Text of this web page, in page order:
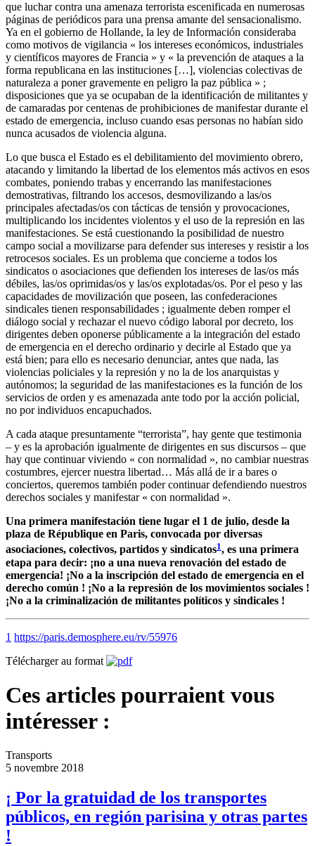
que luchar contra una amenaza terrorista escenificada en numerosas
páginas de periódicos para una prensa amante del sensacionalismo.
Ya en el gobierno de Hollande, la ley de Información consideraba
como motivos de vigilancia « los intereses económicos, industriales
y científicos mayores de Francia » y « la prevención de ataques a la
forma republicana en las instituciones […], violencias colectivas de
naturaleza a poner gravemente en peligro la paz pública » ;
disposiciones que ya se ocupaban de la identificación de militantes y
de camaradas por centenas de prohibiciones de manifestar durante el
estado de emergencia, incluso cuando esas personas no habían sido
nunca acusados de violencia alguna.
Lo que busca el Estado es el debilitamiento del movimiento obrero,
atacando y limitando la libertad de los elementos más activos en esos
combates, poniendo trabas y encerrando las manifestaciones
demostrativas, filtrando los accesos, desmovilizando a las/os
principales afectadas/os con tácticas de tensión y provocaciones,
multiplicando los incidentes violentos y el uso de la represión en las
manifestaciones. Se está cuestionando la posibilidad de nuestro
campo social a movilizarse para defender sus intereses y resistir a los
retrocesos sociales. Es un problema que concierne a todos los
sindicatos o asociaciones que defienden los intereses de las/os más
débiles, las/os oprimidas/os y las/os explotadas/os. Por el peso y las
capacidades de movilización que poseen, las confederaciones
sindicales tienen responsabilidades ; igualmente deben romper el
diálogo social y rechazar el nuevo código laboral por decreto, los
dirigentes deben oponerse públicamente a la integración del estado
de emergencia en el derecho ordinario y decirle al Estado que ya
está bien; para ello es necesario denunciar, antes que nada, las
violencias policiales y la represión y no la de los anarquistas y
autónomos; la seguridad de las manifestaciones es la función de los
servicios de orden y es amenazada ante todo por la acción policial,
no por individuos encapuchados.
A cada ataque presuntamente “terrorista”, hay gente que testimonia
– y es la aprobación igualmente de dirigentes en sus discursos – que
hay que continuar viviendo « con normalidad », no cambiar nuestras
costumbres, ejercer nuestra libertad… Más allá de ir a bares o
conciertos, queremos también poder continuar defendiendo nuestros
derechos sociales y manifestar « con normalidad ».
Una primera manifestación tiene lugar el 1 de julio, desde la
plaza de République en Paris, convocada por diversas
asociaciones, colectivos, partidos y sindicatos1, es una primera
etapa para decir: ¡no a una nueva renovación del estado de
emergencia! ¡No a la inscripción del estado de emergencia en el
derecho común ! ¡No a la represión de los movimientos sociales !
¡No a la criminalización de militantes políticos y sindicales !
1 https://paris.demosphere.eu/rv/55976
Télécharger au format
Ces articles pourraient vous
intéresser :
Transports
5 novembre 2018
¡ Por la gratuidad de los transportes
públicos, en región parisina y otras partes
!